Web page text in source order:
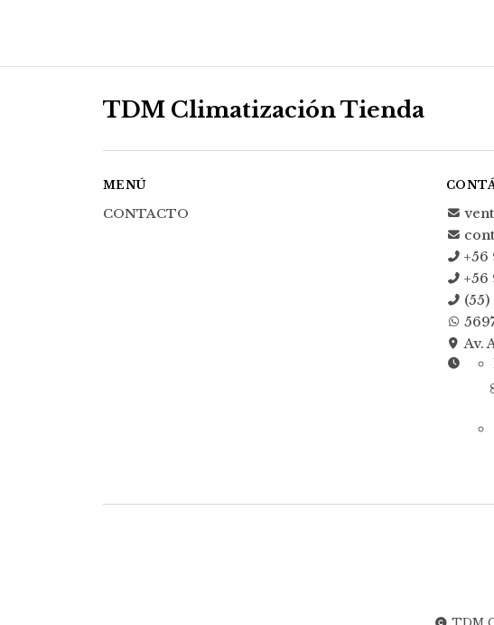
TDM Climatización Tienda
MENÚ
CONTACTO
+56
+56
Av.